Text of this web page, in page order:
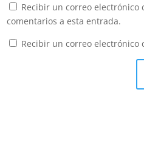
Recibir un correo electrónico
comentarios a esta entrada.
Recibir un correo electrónico